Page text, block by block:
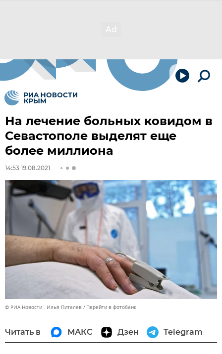
На лечение больных ковидом в
Севастополе выделят еще
более миллиона
14:53 19.08.2021
© РИА Новости . Илья Питалев Перейти в фотобанк
Читать в МАКС Дзен Telegram